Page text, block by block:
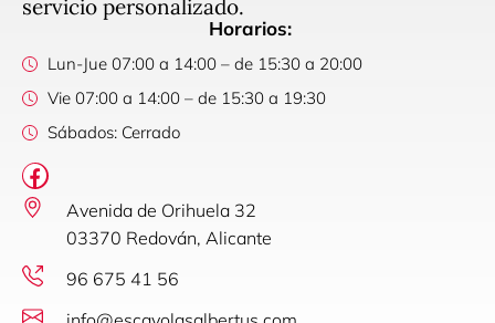
servicio personalizado.
Horarios:
Lun-Jue 07:00 a 14:00 – de 15:30 a 20:00
Vie 07:00 a 14:00 – de 15:30 a 19:30
Sábados: Cerrado
Avenida de Orihuela 32
03370 Redován, Alicante
96 675 41 56